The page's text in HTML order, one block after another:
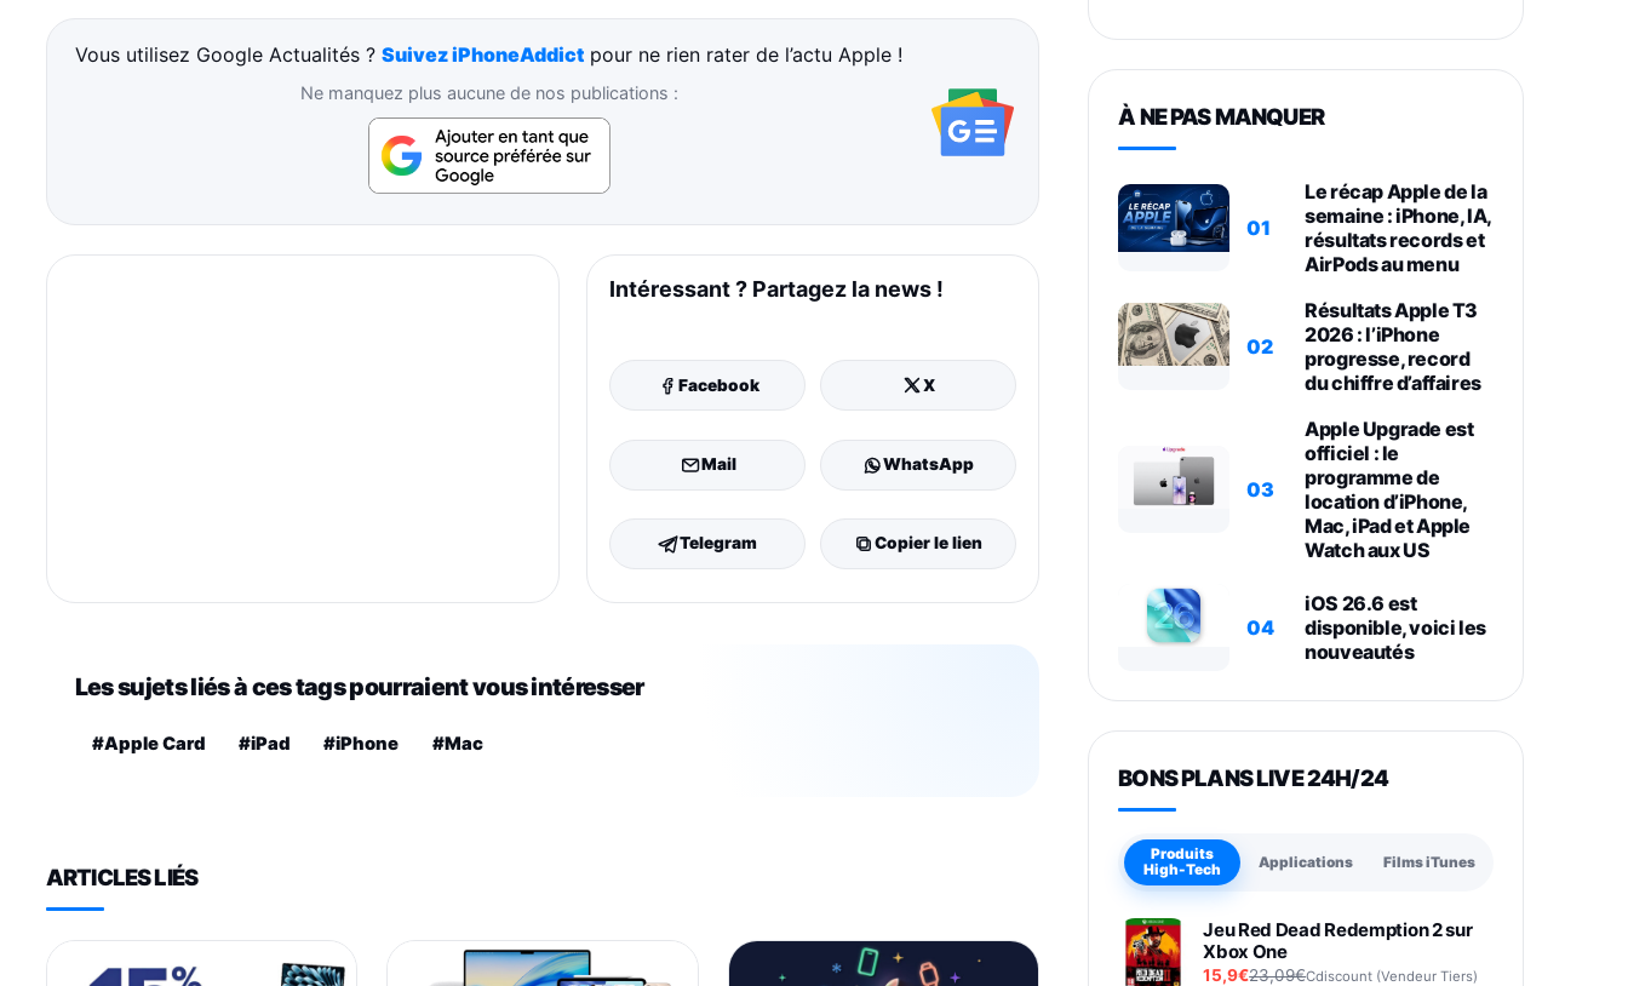
Vous utilisez Google Actualités ?Suivez iPhoneAddict pour ne rien rater de l’actu Apple !
Ne manquez plus aucune de nos publications :
Intéressant ? Partagez la news !
Facebook X
Mail WhatsApp
Telegram Copier le lien
Les sujets liés à ces tags pourraient vous intéresser
#Apple Card #iPad #iPhone #Mac
ARTICLES LIÉS
À NE PAS MANQUER
01
Le récap Apple de la
semaine : iPhone, IA,
résultats records et
AirPods au menu
02
Résultats Apple T3
2026 : l’iPhone
progresse, record
du chiffre d’affaires
03
Apple Upgrade est
officiel : le
programme de
location d’iPhone,
Mac, iPad et Apple
Watch aux US
04
iOS 26.6 est
disponible, voici les
nouveautés
BONS PLANS LIVE 24H/24
Produits
High-Tech
Applications Films iTunes
Jeu Red Dead Redemption 2 sur
Xbox One
15,9€23,09€Cdiscount (Vendeur Tiers)